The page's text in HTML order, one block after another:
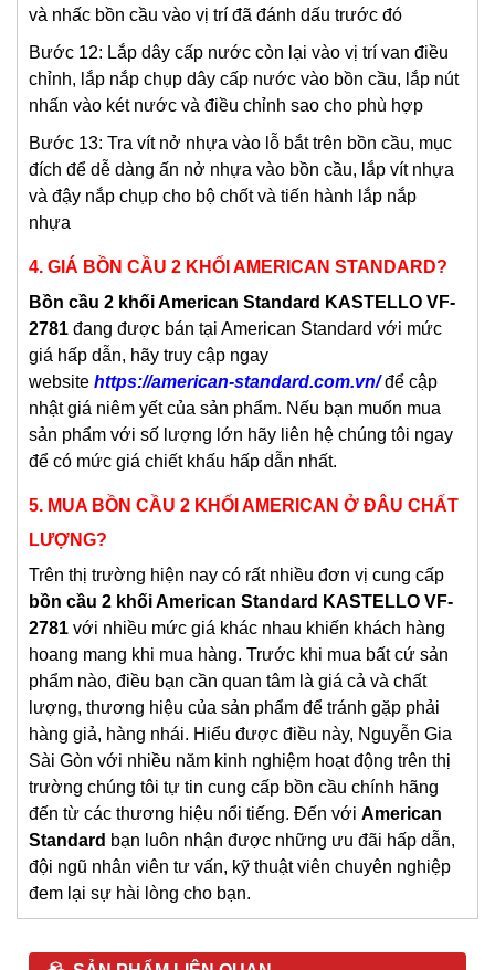
và nhấc bồn cầu vào vị trí đã đánh dấu trước đó
Bước 12: Lắp dây cấp nước còn lại vào vị trí van điều
chỉnh, lắp nắp chụp dây cấp nước vào bồn cầu, lắp nút
nhấn vào két nước và điều chỉnh sao cho phù hợp
Bước 13: Tra vít nở nhựa vào lỗ bắt trên bồn cầu, mục
đích để dễ dàng ấn nở nhựa vào bồn cầu, lắp vít nhựa
và đậy nắp chụp cho bộ chốt và tiến hành lắp nắp
nhựa
4. GIÁ BỒN CẦU 2 KHỐI AMERICAN STANDARD?
Bồn cầu 2 khối American Standard KASTELLO VF-
2781 đang được bán tại American Standard với mức
giá hấp dẫn, hãy truy cập ngay
website https://american-standard.com.vn/để cập
nhật giá niêm yết của sản phẩm. Nếu bạn muốn mua
sản phẩm với số lượng lớn hãy liên hệ chúng tôi ngay
để có mức giá chiết khấu hấp dẫn nhất.
5. MUA BỒN CẦU 2 KHỐI AMERICAN Ở ĐÂU CHẤT
LƯỢNG?
Trên thị trường hiện nay có rất nhiều đơn vị cung cấp
bồn cầu 2 khối American Standard KASTELLO VF-
2781 với nhiều mức giá khác nhau khiến khách hàng
hoang mang khi mua hàng. Trước khi mua bất cứ sản
phẩm nào, điều bạn cần quan tâm là giá cả và chất
lượng, thương hiệu của sản phẩm để tránh gặp phải
hàng giả, hàng nhái. Hiểu được điều này, Nguyễn Gia
Sài Gòn với nhiều năm kinh nghiệm hoạt động trên thị
trường chúng tôi tự tin cung cấp bồn cầu chính hãng
đến từ các thương hiệu nổi tiếng. Đến với American
Standard bạn luôn nhận được những ưu đãi hấp dẫn,
đội ngũ nhân viên tư vấn, kỹ thuật viên chuyên nghiệp
đem lại sự hài lòng cho bạn.